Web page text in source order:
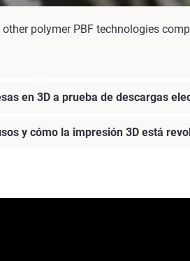
other polymer PBF technologies
en 3D a prueba de descargas
y cómo la impresión 3D está